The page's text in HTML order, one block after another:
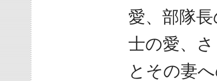
愛、部隊
士の愛、
とその妻